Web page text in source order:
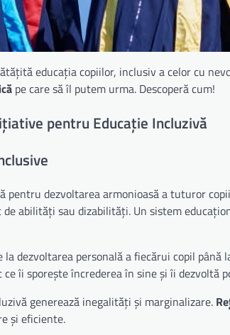
educația copiilor, inclusiv a celor cu
pe care să îl putem urma. Descoperă cum!
pentru Educație Incluzivă
pentru dezvoltarea armonioasă a tuturor
abilități sau dizabilități. Un sistem
dezvoltarea personală a fiecărui copil
îi sporește încrederea în sine și îi dezvoltă
generează inegalități și marginalizare.
și eficiente.